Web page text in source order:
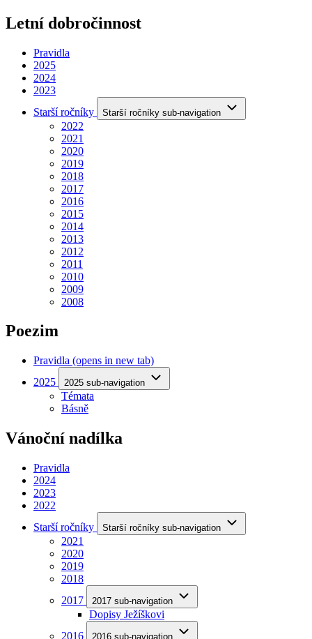
Letní dobročinnost
Pravidla
2025
2024
2023
Starší ročníky
Starší ročníky sub-navigation
2022
2021
2020
2019
2018
2017
2016
2015
2014
2013
2012
2011
2010
2009
2008
Poezim
Pravidla (opens in new tab)
2025
2025 sub-navigation
Témata
Básně
Vánoční nadílka
Pravidla
2024
2023
2022
Starší ročníky
Starší ročníky sub-navigation
2021
2020
2019
2018
2017
2017 sub-navigation
Dopisy Ježíškovi
2016
2016 sub-navigation